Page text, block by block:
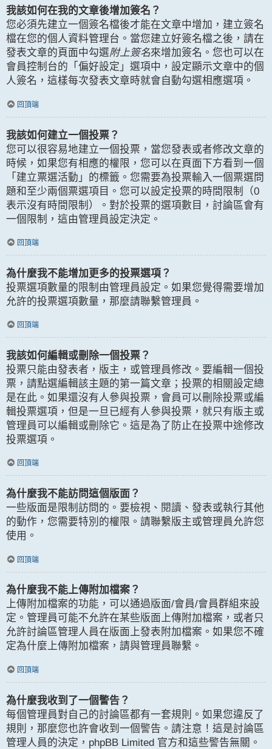
我該如何在我的文章後增加簽名？
您必須先建立一個簽名檔後才能在文章中增加，建立簽名
檔在您的個人資料管理台。當您建立好簽名檔之後，請在
發表文章的頁面中勾選附上簽名來增加簽名。您也可以在
會員控制台的「偏好設定」選項中，設定顯示文章中的個
人簽名，這樣每次發表文章時就會自動勾選相應選項。
回頂端
我該如何建立一個投票？
您可以很容易地建立一個投票，當您發表或者修改文章的
時候，如果您有相應的權限，您可以在頁面下方看到一個
「建立票選活動」的標籤。您需要為投票輸入一個票選問
題和至少兩個票選項目。您可以設定投票的時間限制（0
表示沒有時間限制）。對於投票的選項數目，討論區會有
一個限制，這由管理員設定決定。
回頂端
為什麼我不能增加更多的投票選項？
投票選項數量的限制由管理員設定。如果您覺得需要增加
允許的投票選項數量，那麼請聯繫管理員。
回頂端
我該如何編輯或刪除一個投票？
投票只能由發表者，版主，或管理員修改。要編輯一個投
票，請點選編輯該主題的第一篇文章；投票的相關設定總
是在此。如果還沒有人參與投票，會員可以刪除投票或編
輯投票選項，但是一旦已經有人參與投票，就只有版主或
管理員可以編輯或刪除它。這是為了防止在投票中途修改
投票選項。
回頂端
為什麼我不能訪問這個版面？
一些版面是限制訪問的。要檢視、閱讀、發表或執行其他
的動作，您需要特別的權限。請聯繫版主或管理員允許您
使用。
回頂端
為什麼我不能上傳附加檔案？
上傳附加檔案的功能，可以通過版面/會員/會員群組來設
定。管理員可能不允許在某些版面上傳附加檔案，或者只
允許討論區管理人員在版面上發表附加檔案。如果您不確
定為什麼上傳附加檔案，請與管理員聯繫。
回頂端
為什麼我收到了一個警告？
每個管理員對自己的討論區都有一套規則。如果您違反了
規則，那麼您也許會收到一個警告。請注意！這是討論區
管理人員的決定，phpBB Limited 官方和這些警告無關。